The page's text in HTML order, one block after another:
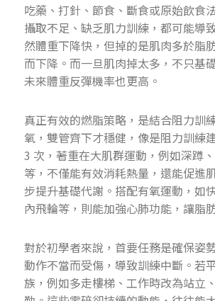
吃藥、打針、節食、斷食或原始飲食
攝取不足、缺乏肌力訓練，都可能導
然體重下降快，但掉的是肌肉多於脂
而下降。而一旦肌肉掉太多，不只基
未來體重反彈機率也更高。
真正有效的燃脂策略，是結合阻力訓
氧，雙管齊下才穩健，像是阻力訓練
3 次，著重在大肌群運動，例如深蹲
等，不僅能有效消耗熱量，還能促進
步提升基礎代謝。搭配有氧運動，如
內飛輪等，則能加強心肺功能，讓脂
對於初學者來說，首要任務是確保姿
動作不當而受傷，導致訓練中斷。若
族，例如多走樓梯、工作時改為站立